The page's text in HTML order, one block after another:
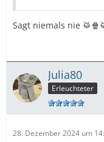
Sagt niemals nie
Julia80
Erleuchteter
28. Dezember 2024 um